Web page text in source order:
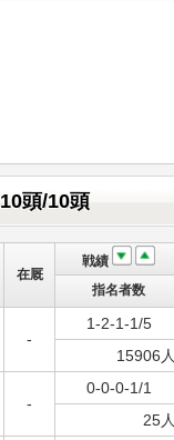
10頭/10頭
在厩
戦績
指名者数
-
1-2-1-1/5
15906人
-
0-0-0-1/1
25人